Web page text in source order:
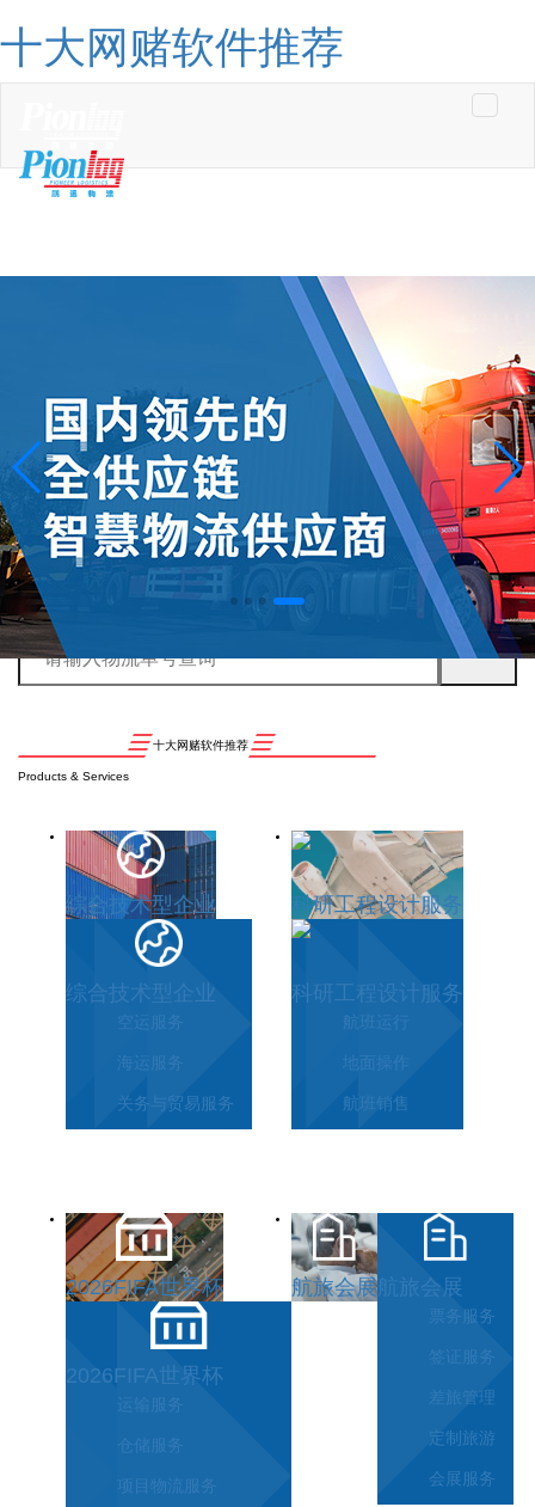
十大网赌软件推荐
十大网赌软件推荐
Products & Services
综合技术型企业
综合技术型企业
空运服务
海运服务
关务与贸易服务
科研工程设计服务
科研工程设计服务
航班运行
地面操作
航班销售
2026FIFA世界杯
2026FIFA世界杯
运输服务
仓储服务
项目物流服务
航旅会展航旅会展
票务服务
签证服务
差旅管理
定制旅游
会展服务